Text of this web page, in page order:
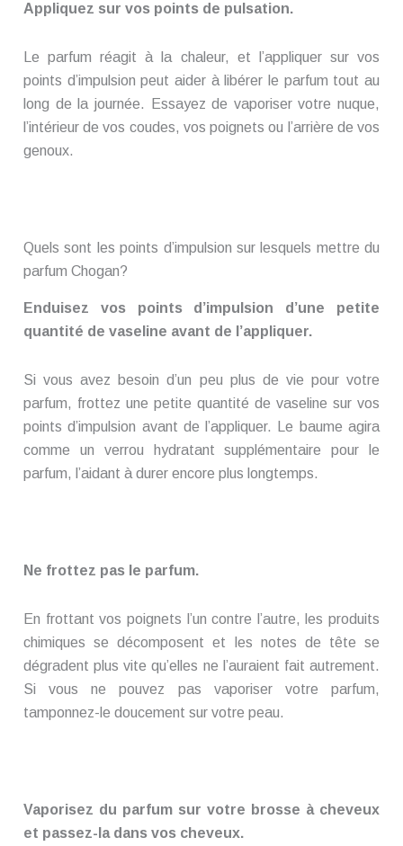
Appliquez sur vos points de pulsation.
Le parfum réagit à la chaleur, et l’appliquer sur vos
points d’impulsion peut aider à libérer le parfum tout au
long de la journée. Essayez de vaporiser votre nuque,
l’intérieur de vos coudes, vos poignets ou l’arrière de vos
genoux.
Quels sont les points d’impulsion sur lesquels mettre du
parfum Chogan?
Enduisez vos points d’impulsion d’une petite
quantité de vaseline avant de l’appliquer.
Si vous avez besoin d’un peu plus de vie pour votre
parfum, frottez une petite quantité de vaseline sur vos
points d’impulsion avant de l’appliquer. Le baume agira
comme un verrou hydratant supplémentaire pour le
parfum, l’aidant à durer encore plus longtemps.
Ne frottez pas le parfum.
En frottant vos poignets l’un contre l’autre, les produits
chimiques se décomposent et les notes de tête se
dégradent plus vite qu’elles ne l’auraient fait autrement.
Si vous ne pouvez pas vaporiser votre parfum,
tamponnez-le doucement sur votre peau.
Vaporisez du parfum sur votre brosse à cheveux
et passez-la dans vos cheveux.